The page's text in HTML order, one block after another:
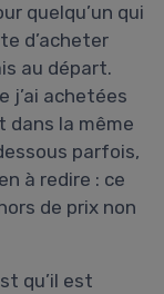
quelqu’un qui
d’acheter
au départ.
j’ai achetées
dans la même
parfois,
à redire : ce
de prix non
qu’il est